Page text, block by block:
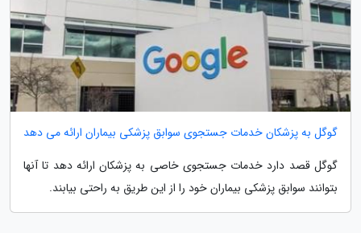
گوگل به پزشکان خدمات جستجوی سوابق پزشکی بیماران ارائه می دهد
گوگل قصد دارد خدمات جستجوی خاصی به پزشکان ارائه دهد تا آنها
بتوانند سوابق پزشکی بیماران خود را از این طریق به راحتی بیابند.